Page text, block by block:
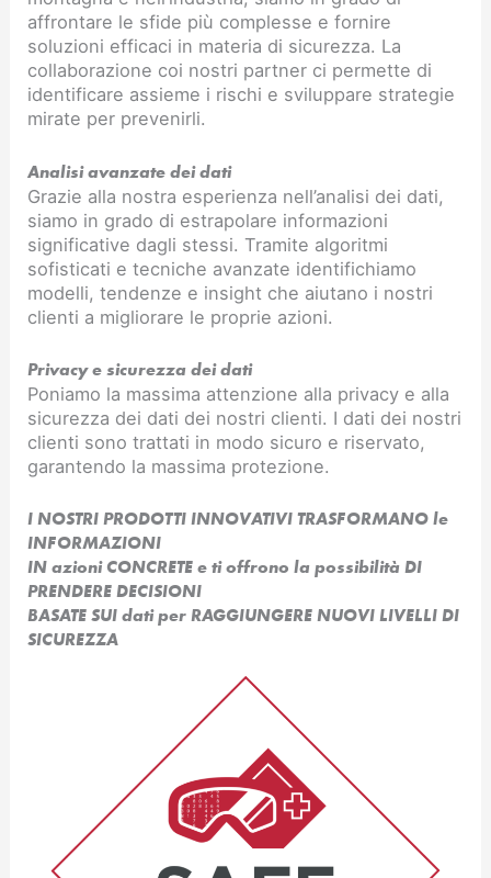
affrontare le sfide più complesse e fornire
soluzioni efficaci in materia di sicurezza. La
collaborazione coi nostri partner ci permette di
identificare assieme i rischi e sviluppare strategie
mirate per prevenirli.
Analisi avanzate dei dati
Grazie alla nostra esperienza nell’analisi dei dati,
siamo in grado di estrapolare informazioni
significative dagli stessi. Tramite algoritmi
sofisticati e tecniche avanzate identifichiamo
modelli, tendenze e insight che aiutano i nostri
clienti a migliorare le proprie azioni.
Privacy e sicurezza dei dati
Poniamo la massima attenzione alla privacy e alla
sicurezza dei dati dei nostri clienti. I dati dei nostri
clienti sono trattati in modo sicuro e riservato,
garantendo la massima protezione.
I NOSTRI PRODOTTI INNOVATIVI TRASFORMANO le
INFORMAZIONI
IN azioni CONCRETE e ti offrono la possibilità DI
PRENDERE DECISIONI
BASATE SUI dati per RAGGIUNGERE NUOVI LIVELLI DI
SICUREZZA